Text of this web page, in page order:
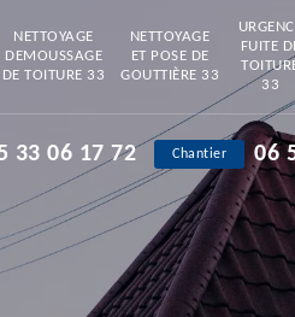
NETTOYAGE
DEMOUSSAGE
DE TOITURE 33
NETTOYAGE
ET POSE DE
GOUTTIÈRE 33
FUITE
33
33 06 17 72 Chantier 06